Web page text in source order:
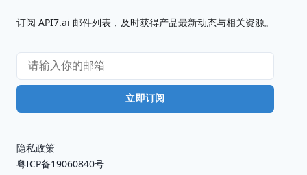
订阅 API7.ai 邮件列表，及时获得产品最新动态与相关资源。
立即订阅
隐私政策
粤ICP备19060840号